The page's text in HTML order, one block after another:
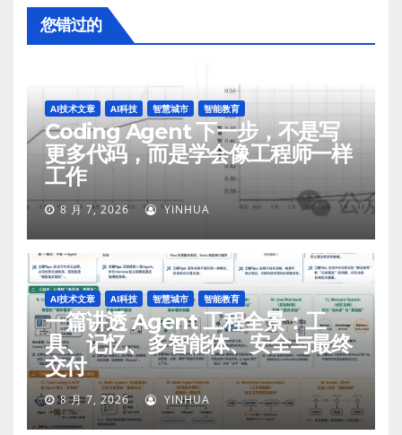
您错过的
AI技术文章 AI科技 智慧城市 智能教育
Coding Agent 下一步，不是写
更多代码，而是学会像工程师一样
工作
8 月 7, 2026 YINHUA
AI技术文章 AI科技 智慧城市 智能教育
一篇讲透 Agent 工程全景：工
具、记忆、多智能体、安全与最终
交付
8 月 7, 2026 YINHUA